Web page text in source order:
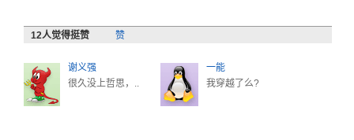
12人觉得挺赞 赞
谢义强
很久没上哲思，..
一能
我穿越了么?